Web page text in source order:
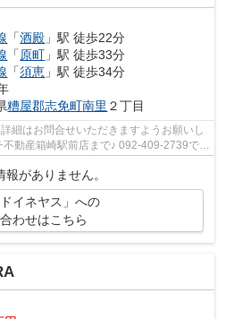
「酒殿 」駅 徒歩22分
「原町 」駅 徒歩33分
「須恵 」駅 徒歩34分
糟屋郡志免町南里 ２丁目
細はお問合せいただきますようお願いし
動産箱崎駅前店まで♪ 092-409-2739で
報がありません。
ドイネヤス」への
わせはこちら